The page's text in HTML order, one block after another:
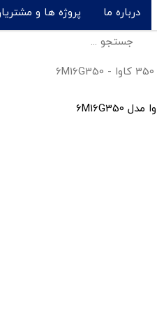
درباره ما پروژه ها و